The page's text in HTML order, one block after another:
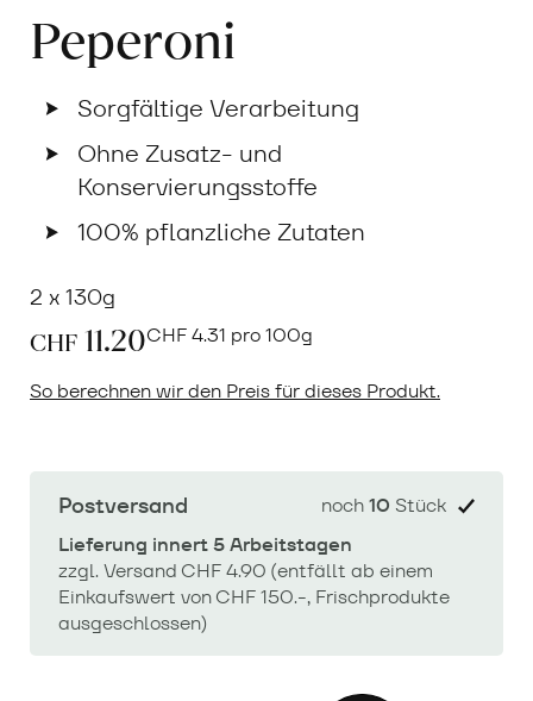
Peperoni
Sorgfältige Verarbeitung
Ohne Zusatz- und
Konservierungsstoffe
100% pflanzliche Zutaten
2 x 130g
CHF 11.20CHF4.31 pro 100g
So berechnen wir den Preis für dieses Produkt.
Postversand
Lieferung innert 5 Arbeitstagen
zzgl. Versand CHF 4.90 (entfällt ab einem
Einkaufswert von CHF 150.-, Frischprodukte
ausgeschlossen)
noch10 Stück